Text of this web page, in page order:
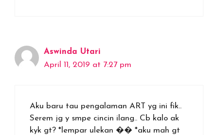
Aswinda Utari
April 11, 2019 at 7:27 pm
Aku baru tau pengalaman ART yg ini fik..
Serem jg y smpe cincin ilang.. Cb kalo ak
kyk gt? *lempar ulekan �� *aku mah gt